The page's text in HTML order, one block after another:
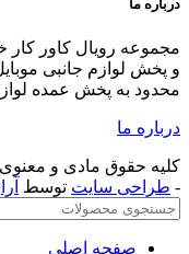
کاور کار خودش رو از سال ۱۳۹۲ در زمینه واردات
مجموعه
بود….
کاور می باشد